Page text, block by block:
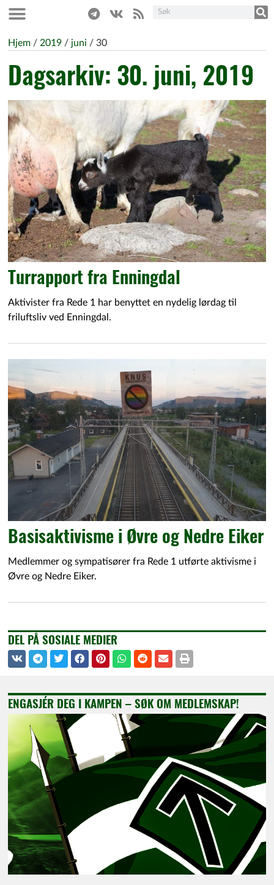
Hjem / 2019 / juni / 30
Dagsarkiv: 30. juni, 2019
Turrapport fra Enningdal
Aktivister fra Rede 1 har benyttet en nydelig lørdag til
friluftsliv ved Enningdal.
Basisaktivisme i Øvre og Nedre Eiker
Medlemmer og sympatisører fra Rede 1 utførte aktivisme i
Øvre og Nedre Eiker.
DEL PÅ SOSIALE MEDIER
ENGASJÉR DEG I KAMPEN – SØK OM MEDLEMSKAP!